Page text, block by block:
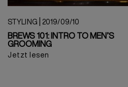
STYLING 2019/09/10
BREWS 101: INTRO TO MEN’S
GROOMING
Jetzt lesen